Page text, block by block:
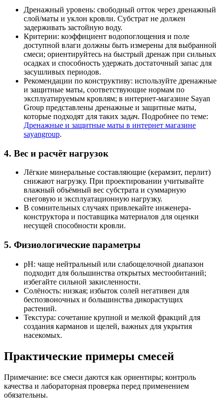
Дренажный уровень: свободный отток через дренажный
слой/маты и уклон кровли. Субстрат не должен
задерживать застойную воду.
Критерии: коэффициент водопоглощения и поле
доступной влаги должны быть измерены для выбранной
смеси; ориентируйтесь на быстрый дренаж при сильных
осадках и способность удержать достаточный запас для
засушливых периодов.
Рекомендации по конструктиву: используйте дренажные
и защитные маты, соответствующие нормам по
эксплуатируемым кровлям; в интернет-магазине Sayan
Group представлены дренажные и защитные маты,
которые подходят для таких задач. Подробнее по теме:
Дренажные и защитные маты в интернет магазине
sayangroup.
4. Вес и расчёт нагрузок
Лёгкие минеральные составляющие (керамзит, перлит)
снижают нагрузку. При проектировании учитывайте
влажный объёмный вес субстрата и суммарную
снеговую и эксплуатационную нагрузку.
В сомнительных случаях привлекайте инженера-
конструктора и поставщика материалов для оценки
несущей способности кровли.
5. Физиологические параметры
pH: чаще нейтральный или слабощелочной диапазон
подходит для большинства открытых местообитаний;
избегайте сильной закисленности.
Солёность: низкая; избыток солей негативен для
беспозвоночных и большинства дикорастущих
растений.
Текстура: сочетание крупной и мелкой фракций для
создания карманов и щелей, важных для укрытия
насекомых.
Практические примеры смесей
Примечание: все смеси даются как ориентиры; контроль
качества и лабораторная проверка перед применением
обязательны.